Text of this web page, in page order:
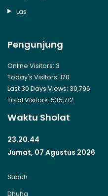
Las
Pengunjung
Online Visitors: 3
Today's Visitors: 170
Last 30 Days Views: 30,796
Total Visitors: 535,712
Waktu Sholat
23.20.44
Jumat, 07 Agustus 2026
Subuh
Dhuha